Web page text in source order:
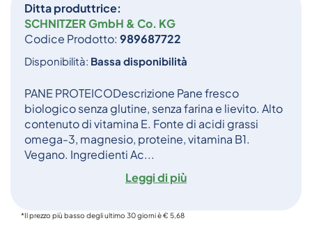
Ditta produttrice:
SCHNITZER GmbH & Co. KG
Codice Prodotto: 989687722
Disponibilità: Bassa disponibilità
PANE PROTEICODescrizione Pane fresco
biologico senza glutine, senza farina e lievito. Alto
contenuto di vitamina E. Fonte di acidi grassi
omega-3, magnesio, proteine, vitamina B1.
Vegano. Ingredienti Ac...
Leggi di più
*Il prezzo più basso degli ultimo 30 giorni è € 5,68